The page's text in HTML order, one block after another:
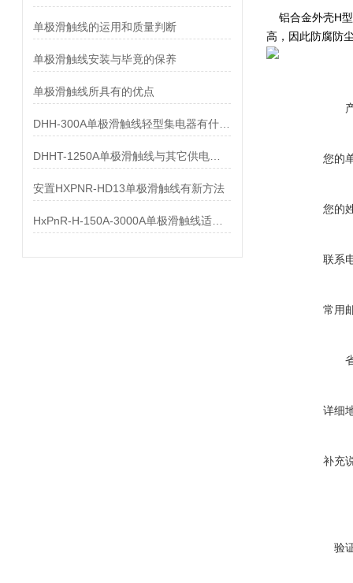
单极滑触线的运用和质量判断
单极滑触线安装与毕竟的保养
单极滑触线所具有的优点
安置HXPNR-HD13单极滑触线有新方法
铝合金外壳H
高，因此防腐防
您的
您的
联系
常用
详细
补充
验